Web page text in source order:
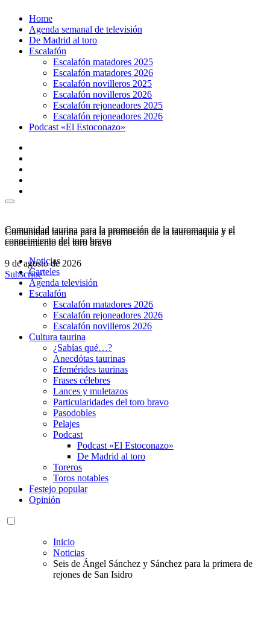
contenido
Home
Agenda semanal de televisión
De Madrid al toro
Escalafón
Escalafón matadores 2025
Escalafón matadores 2026
Escalafón novilleros 2025
Escalafón novilleros 2026
Escalafón rejoneadores 2025
Escalafón rejoneadores 2026
Podcast «El Estoconazo»
Comunidad taurina para la promoción de la tauromaquia y el
conocimiento del toro bravo
9 de agosto de 2026
Subscribe
Comunidad taurina para la promoción de la tauromaquia y el
conocimiento del toro bravo
Noticias
Carteles
Agenda televisión
Escalafón
Escalafón matadores 2026
Escalafón rejoneadores 2026
Escalafón novilleros 2026
Cultura taurina
¿Sabías qué…?
Anecdótas taurinas
Efemérides taurinas
Frases célebres
Lances y muletazos
Particularidades del toro bravo
Pasodobles
Pelajes
Podcast
Podcast «El Estoconazo»
De Madrid al toro
Toreros
Toros notables
Festejo popular
Opinión
Inicio
Noticias
Seis de Ángel Sánchez y Sánchez para la primera de
rejones de San Isidro